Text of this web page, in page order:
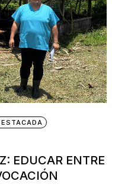
EDUCAR ENTRE